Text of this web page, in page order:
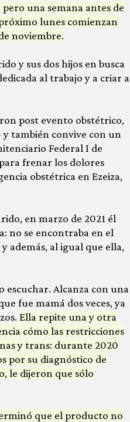
una semana antes de
lunes comienzan
noviembre.
y sus dos hijos en busca
al trabajo y a criar a
post evento obstétrico,
también convive con un
Federal I de
frenar los dolores
obstétrica en Ezeiza,
en marzo de 2021 él
no se encontraba en el
además, al igual que ella,
escuchar. Alcanza con una
fue mamá dos veces, ya
Ella repite una y otra
cómo las restricciones
y trans: durante 2020
por su diagnóstico de
le dijeron que sólo
que el producto no